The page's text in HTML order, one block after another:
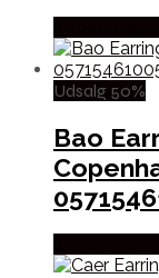
Udsalg 50%
Bao